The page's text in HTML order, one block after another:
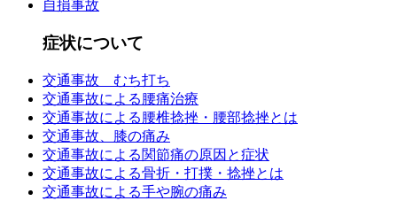
自損事故
症状について
交通事故 むち打ち
交通事故による腰痛治療
交通事故による腰椎捻挫・腰部捻挫とは
交通事故、膝の痛み
交通事故による関節痛の原因と症状
交通事故による骨折・打撲・捻挫とは
交通事故による手や腕の痛み